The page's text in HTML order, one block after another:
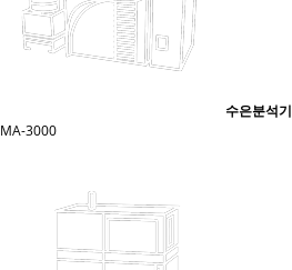
수은분석기
MA-3000